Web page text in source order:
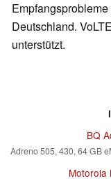
Deutschland.
unterstützt.
BQ
Adreno 505, 430, 64 GB
Motorola